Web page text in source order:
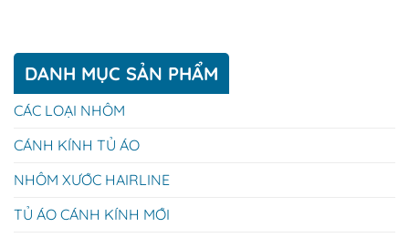
DANH MỤC SẢN PHẨM
CÁC LOẠI NHÔM
CÁNH KÍNH TỦ ÁO
NHÔM XƯỚC HAIRLINE
TỦ ÁO CÁNH KÍNH MỚI